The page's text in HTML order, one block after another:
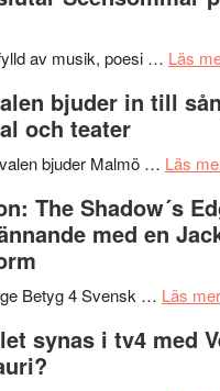
av musik, poesi … Läs
bjuder in till
och teater
bjuder Malmö … Läs
The Shadow´s
med en
Betyg 4 Svensk … Läs mer
synas i tv4 med